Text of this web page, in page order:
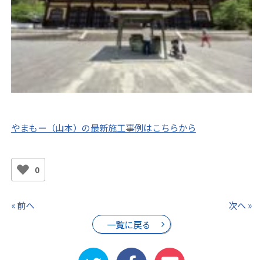
やまもー（山本）の最新施工事例はこちらから
0
« 前へ
一覧に戻る
次へ »